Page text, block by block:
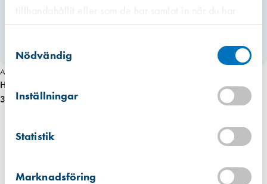
tillhandahållit eller som de har samlat in när du har
använt deras tjänster.
Nödvändig
Inställningar
Statistik
Marknadsföring
Art. nr 2292
Hörnjärn 5152 obehandlat
30,00 kr
Finns i lager (618 st)
Förväntad leverans: 2026-12-26
Hitta hit
Hitta hit